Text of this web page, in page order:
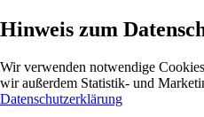
Hinweis zum
Wir verwenden notwendige
wir außerdem Statistik- und
Datenschutzerklärung